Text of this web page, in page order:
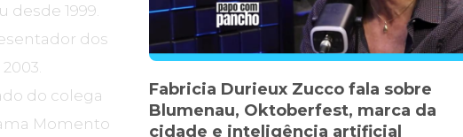
1999.
dos
do colega
Momento
Fabricia Durieux Zucco fala sobre
Blumenau, Oktoberfest, marca da
cidade e inteligência artificial